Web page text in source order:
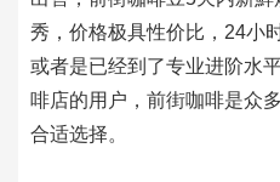
秀，价格极具性价比，24小
或者是已经到了专业进阶水
啡店的用户，前街咖啡是众
合适选择。